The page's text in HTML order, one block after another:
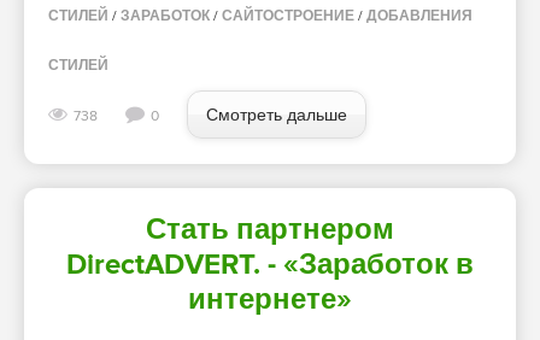
СТИЛЕЙ / ЗАРАБОТОК / САЙТОСТРОЕНИЕ / ДОБАВЛЕНИЯ
СТИЛЕЙ
738 0 Смотреть дальше
Стать партнером
DirectADVERT. - «Заработок в
интернете»